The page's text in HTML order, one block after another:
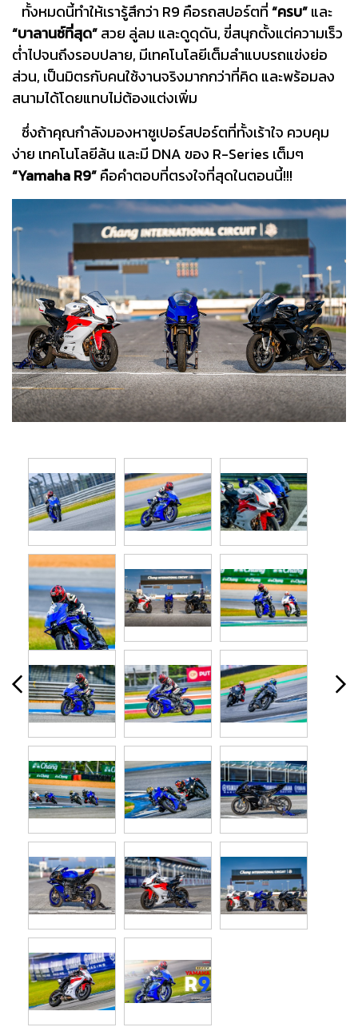
ทั้งหมดนี้ทำให้เรารู้สึกว่า R9 คือรถสปอร์ตที่“ครบ”และ
“บาลานซ์ที่สุด”สวย ลู่ลม และดูดุดัน, ขี่สนุกตั้งแต่ความเร็ว
ต่ำไปจนถึงรอบปลาย, มีเทคโนโลยีเต็มลำแบบรถแข่งย่อ
ส่วน, เป็นมิตรกับคนใช้งานจริงมากกว่าที่คิด และพร้อมลง
สนามได้โดยแทบไม่ต้องแต่งเพิ่ม
ซึ่งถ้าคุณกำลังมองหาซูเปอร์สปอร์ตที่ทั้งเร้าใจ ควบคุม
ง่าย เทคโนโลยีล้น และมี DNA ของ R-Series เต็มๆ
“Yamaha R9”คือคำตอบที่ตรงใจที่สุดในตอนนี้!!!